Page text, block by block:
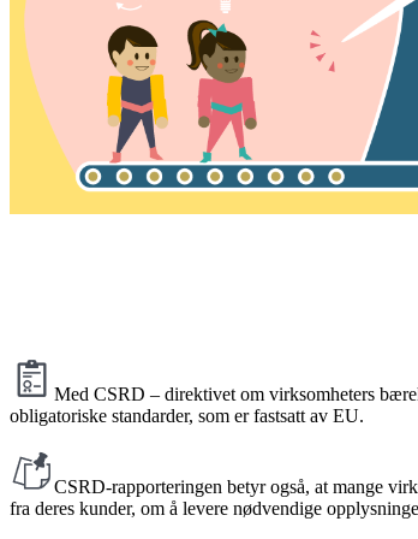
Med CSRD – direktivet om virksomheters
obligatoriske standarder, som er fastsatt av EU.
CSRD-rapporteringen betyr også, at mange
fra deres kunder, om å levere nødvendige